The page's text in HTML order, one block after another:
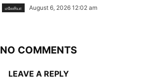
மலேசியா August 6, 2026 12:02 am
NO COMMENTS
LEAVE A REPLY